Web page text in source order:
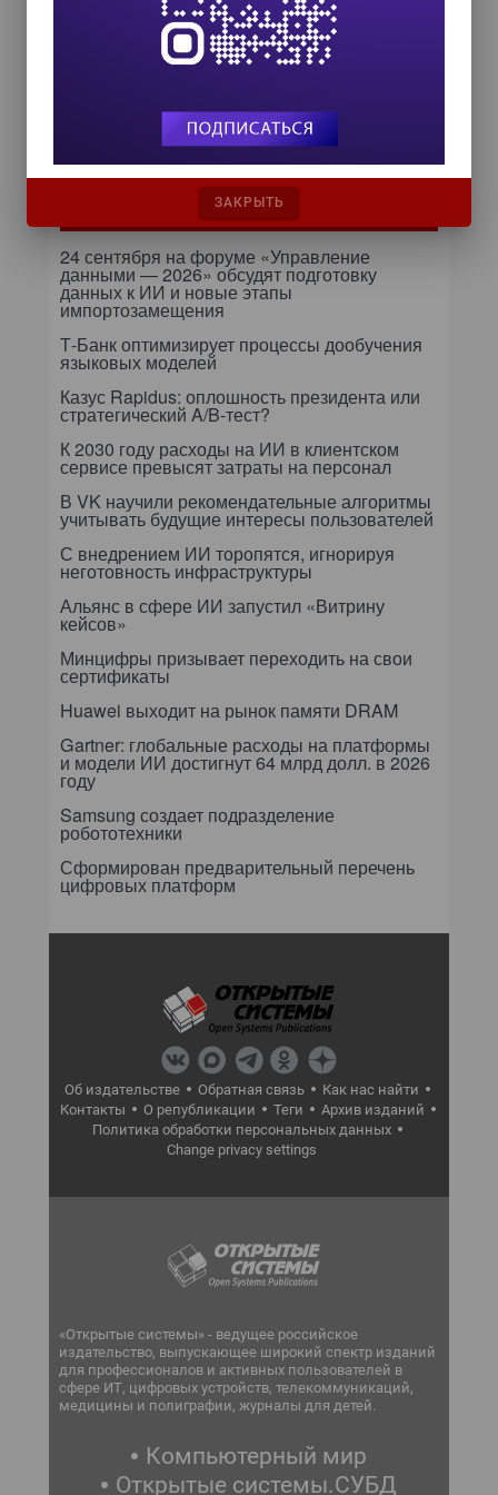
Zero Trust и Data Governance:
как управление данными
ядро контура безопасности
Самое читаемое
24 сентября на форуме «Управление
данными — 2026» обсудят подготовку
данных к ИИ и новые этапы
импортозамещения
Т-Банк оптимизирует процессы дообучения
языковых моделей
Казус Rapidus: оплошность президента или
стратегический A/B-тест?
К 2030 году расходы на ИИ в клиентском
сервисе превысят затраты на персонал
В VK научили рекомендательные алгоритмы
учитывать будущие интересы пользователей
С внедрением ИИ торопятся, игнорируя
неготовность инфраструктуры
Альянс в сфере ИИ запустил «Витрину
кейсов»
Минцифры призывает переходить на свои
сертификаты
Huawei выходит на рынок памяти DRAM
Gartner: глобальные расходы на платформы
и модели ИИ достигнут 64 млрд долл. в 2026
году
Samsung создает подразделение
робототехники
Сформирован предварительный перечень
цифровых платформ
Об издательстве Обратная связь
Как нас найти
Контакты
О републикации Теги
Архив изданий
Политика обработки персональных данных
Change privacy settings
«Открытые системы» - ведущее российское
издательство, выпускающее широкий спектр изданий
для профессионалов и активных пользователей в
сфере ИТ, цифровых устройств, телекоммуникаций,
медицины и полиграфии, журналы для детей.
Компьютерный мир
Открытые системы.СУБД
ЗАКРЫТЬ